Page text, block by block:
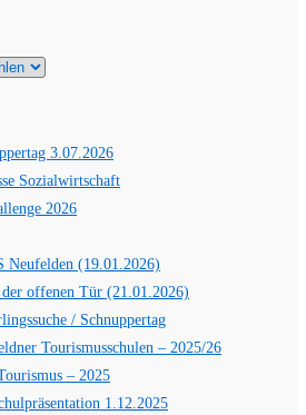
3.07.2026
Sozialwirtschaft
2026
Neufelden (19.01.2026)
offenen Tür (21.01.2026)
/ Schnuppertag
Tourismusschulen – 2025/26
– 2025
1.12.2025